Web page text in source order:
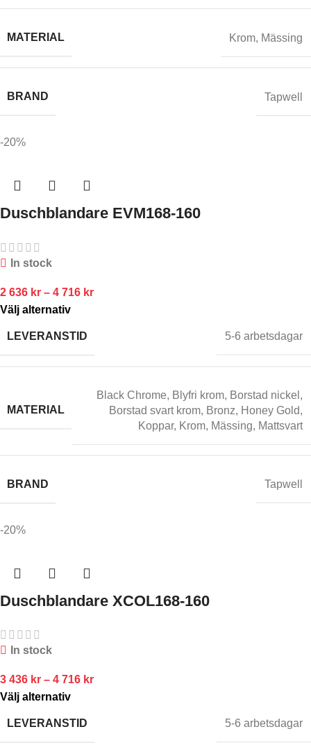
MATERIAL Krom, Mässing
BRAND Tapwell
-20%
Duschblandare EVM168-160
In stock
2 636 kr – 4 716 kr
Välj alternativ
LEVERANSTID 5-6 arbetsdagar
MATERIAL
Black Chrome, Blyfri krom, Borstad nickel ,
Borstad svart krom, Bronz, Honey Gold,
Koppar, Krom, Mässing, Mattsvart
BRAND Tapwell
-20%
Duschblandare XCOL168-160
In stock
3 436 kr – 4 716 kr
Välj alternativ
LEVERANSTID 5-6 arbetsdagar